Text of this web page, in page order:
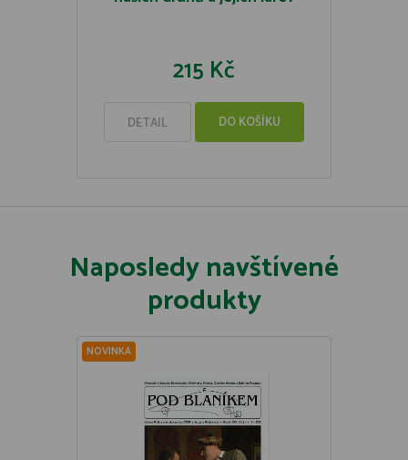
215 Kč
DETAIL DO KOŠÍKU
Naposledy navštívené
produkty
NOVINKA